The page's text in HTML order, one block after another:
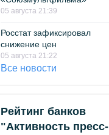
05 августа 21:39
Росстат зафиксировал
снижение цен
05 августа 21:22
Все новости
Рейтинг банков
"Активность пресс-